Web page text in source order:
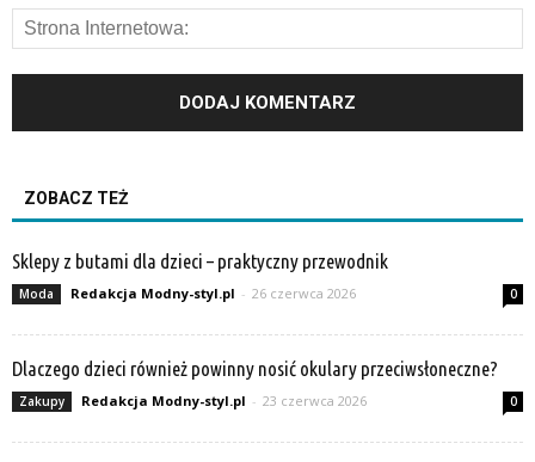
ZOBACZ TEŻ
Sklepy z butami dla dzieci – praktyczny przewodnik
Moda Redakcja Modny-styl.pl - 26 czerwca 2026 0
Dlaczego dzieci również powinny nosić okulary przeciwsłoneczne?
Zakupy Redakcja Modny-styl.pl - 23 czerwca 2026 0